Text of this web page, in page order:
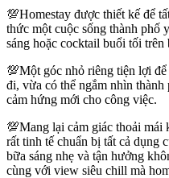
💯Homestay được thiết kế để
thức một cuộc sống thành phố
sáng hoặc cocktail buổi tối
💯Một góc nhỏ riêng tiện lợi
đi, vừa có thể ngắm nhìn
cảm hứng mới cho công việc.
💯Mang lại cảm giác thoải mái
rất tinh tế chuẩn bị tất cả dụng
bữa sáng nhẹ và tận hưởng
cùng với view siêu chill mà